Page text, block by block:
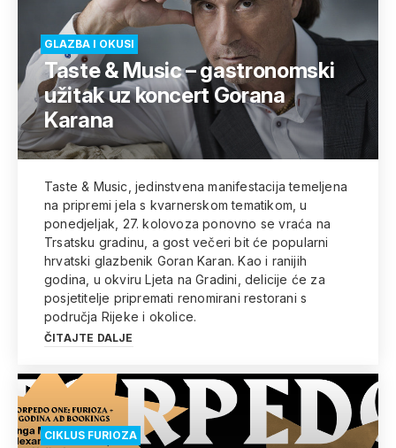
GLAZBA I OKUSI
Taste & Music – gastronomski
užitak uz koncert Gorana
Karana
Taste & Music, jedinstvena manifestacija temeljena
na pripremi jela s kvarnerskom tematikom, u
ponedjeljak, 27. kolovoza ponovno se vraća na
Trsatsku gradinu, a gost večeri bit će popularni
hrvatski glazbenik Goran Karan. Kao i ranijih
godina, u okviru Ljeta na Gradini, delicije će za
posjetitelje pripremati renomirani restorani s
područja Rijeke i okolice.
ČITAJTE DALJE
CIKLUS FURIOZA